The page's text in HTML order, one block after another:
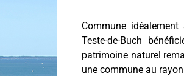
Commune
Teste-de-Buch
patrimoine naturel
une commune au